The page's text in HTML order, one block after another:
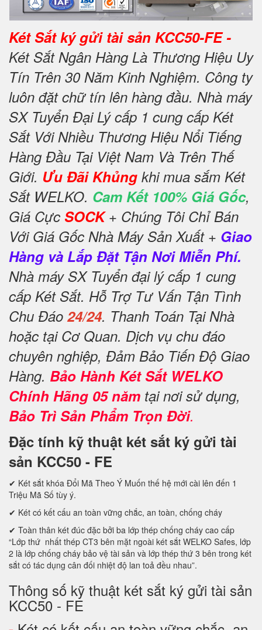
Két Sắt ký gửi tài sản KCC50-FE -
Két Sắt Ngân Hàng Là Thương Hiệu Uy
Tín Trên 30 Năm Kinh Nghiệm. Công ty
luôn đặt chữ tín lên hàng đầu. Nhà máy
SX Tuyển Đại Lý cấp 1 cung cấp Két
Sắt Với Nhiều Thương Hiệu Nổi Tiếng
Hàng Đầu Tại Việt Nam Và Trên Thế
Giới. Ưu Đãi Khủng khi mua sắm Két
Sắt WELKO. Cam Kết 100% Giá Gốc,
Giá Cực SOCK+ Chúng Tôi Chỉ Bán
Với Giá Gốc Nhà Máy Sản Xuất + Giao
Hàng và Lắp Đặt Tận Nơi Miễn Phí.
Nhà máy SX Tuyển đại lý cấp 1 cung
cấp Két Sắt. Hỗ Trợ Tư Vấn Tận Tình
Chu Đáo 24/24. Thanh Toán Tại Nhà
hoặc tại Cơ Quan. Dịch vụ chu đáo
chuyên nghiệp, Đảm Bảo Tiến Độ Giao
Hàng. Bảo Hành Két Sắt WELKO
Chính Hãng 05 năm tại nơi sử dụng,
Bảo Trì Sản Phẩm Trọn Đời.
Đặc tính kỹ thuật két sắt ký gửi tài
sản KCC50 - FE
✔ Két sắt khóa Đổi Mã Theo Ý Muốn thế hệ mới cài lên đến 1
Triệu Mã Số tùy ý.
✔ Két có kết cấu an toàn vững chắc, an toàn, chống cháy
✔ Toàn thân két đúc đặc bởi ba lớp thép chống cháy cao cấp
“Lớp thứ nhất thép CT3 bên mặt ngoài két sắt WELKO Safes, lớp
2 là lớp chống cháy bảo vệ tài sản và lớp thép thứ 3 bên trong két
sắt có tác dụng cân đối nhiệt độ lan toả đều nhau”.
Thông số kỹ thuật két sắt ký gửi tài sản
KCC50 - FE